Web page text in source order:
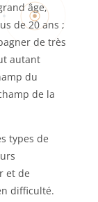
âge,
de 20 ans ;
de très
autant
du
de la
types de
et de
difficulté.